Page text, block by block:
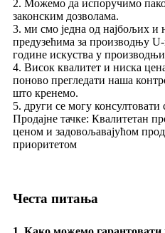
2. Можемо да испоручимо
законским дозволама.
3. ми смо једна од најбољих и
предузећима за производњу
године искуства у
4. Висок квалитет и ниска
поново прегледати наша
што кренемо.
5. други се могу консултовати
Продајне тачке: Квалитетан
ценом и задовољавајућом
приоритетом
Честа питања